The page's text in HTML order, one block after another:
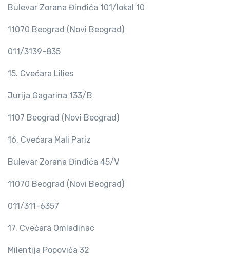
Bulevar Zorana Đinđića 101/lokal 10
11070 Beograd (Novi Beograd)
011/3139-835
15. Cvećara Lilies
Jurija Gagarina 133/B
1107 Beograd (Novi Beograd)
16. Cvećara Mali Pariz
Bulevar Zorana Đinđića 45/V
11070 Beograd (Novi Beograd)
011/311-6357
17. Cvećara Omladinac
Milentija Popovića 32